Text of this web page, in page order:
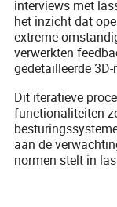
interviews met
het inzicht dat
extreme
verwerkten
gedetailleerde
Dit iteratieve
functionaliteiten
aan de
normen stelt in